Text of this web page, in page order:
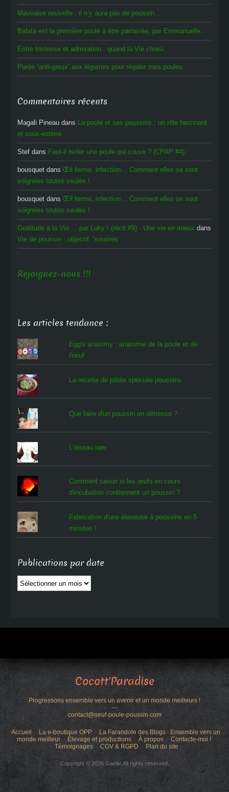
Mauvaise nouvelle : il n’y aura pas de poussin…
Balata est la première poule à être parrainée, par Emmanuelle.
Entre tristesse et admiration : quand la Vie choisi.
Purée “anti-gaspi” aux légumes pour régaler mes poules
Commentaires récents
Magali Pineau dans La poule et ses poussins : un rôle fascinant
et sous-estimé
Stef dans Faut-il isoler une poule qui couve ? (CPAP #4)
bousquet dans Œil fermé, infection… Comment elles se sont
soignées toutes seules !
bousquet dans Œil fermé, infection… Comment elles se sont
soignées toutes seules !
Gratitude à la Vie ... par Luky ! (récit #9) - Une vie en mieux dans
Vie de poussin : objectif ‘sourires’
Rejoignez-nous !!!
Les articles tendance :
Egg's anatomy : anatomie de la poule et de
l'oeuf
La recette de pâtée spéciale poussins
Que faire d'un poussin en détresse ?
L'oiseau rare
Comment savoir si les œufs en cours
d'incubation contiennent un poussin ?
Fabrication d'une éleveuse à poussins en 5
minutes !
Publications par date
Publications
par
Cocott'Paradise
Progressons ensemble vers un avenir et un monde meilleurs !
---
contact@oeuf-poule-poussin.com
Accueil La e-boutique OPP
La Farandole des Blogs : Ensemble vers un
monde meilleur
Élevage et productions À propos
Contacte-moi !
Témoignages
CGV & RGPD Plan du site
Copyright © 2026 Gaëlle.All rights reserved.